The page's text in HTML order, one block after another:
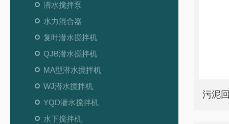
潜水搅拌泵
水力混合器
复叶潜水搅拌机
QJB潜水搅拌机
MA型潜水搅拌机
WJ潜水搅拌机
YQD潜水搅拌机
水下搅拌机
污泥